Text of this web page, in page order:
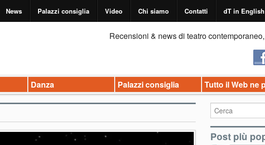
News Palazzi consiglia Video Chi siamo Contatti dT in English
Recensioni & news di teatro
Danza Palazzi consiglia Tutto il Web ne
Post più